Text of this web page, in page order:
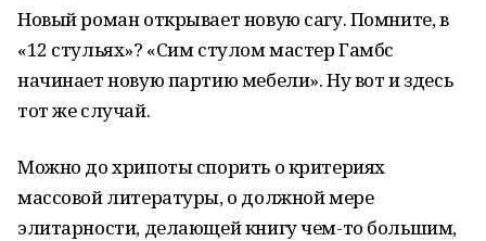
Новый роман открывает новую сагу. Помните, в
«12 стульях»? «Сим стулом мастер Гамбс
начинает новую партию мебели». Ну вот и здесь
тот же случай.
Можно до хрипоты спорить о критериях
массовой литературы, о должной мере
элитарности, делающей книгу чем-то большим,